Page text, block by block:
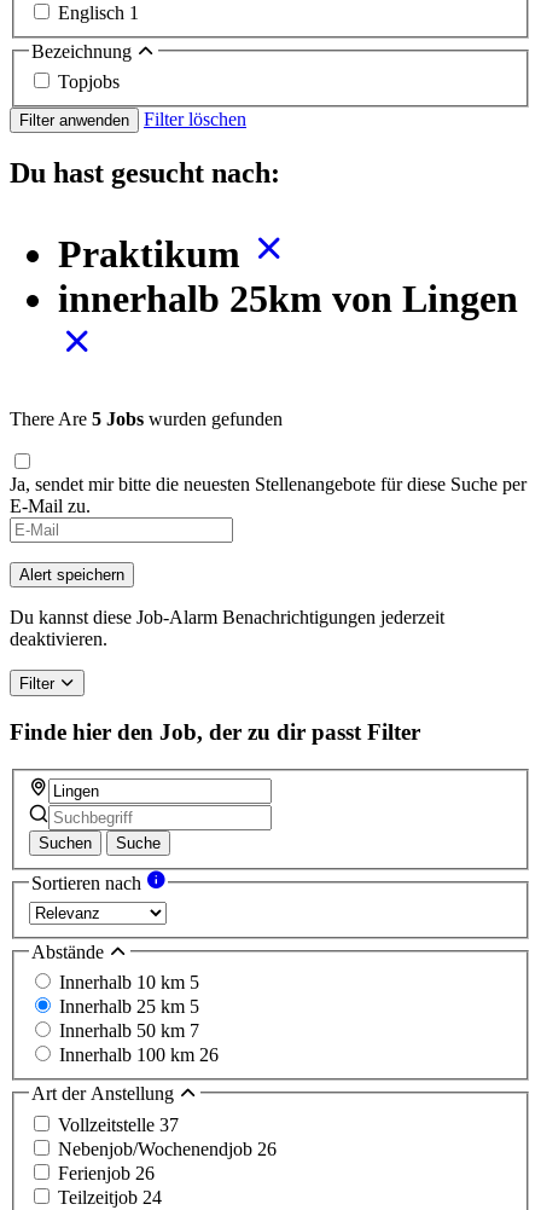
Englisch 1
Bezeichnung
Topjobs
Filter anwenden Filter löschen
Du hast gesucht nach:
Praktikum
innerhalb 25km von Lingen
There Are 5 Jobs wurden gefunden
Ja, sendet mir bitte die neuesten Stellenangebote für diese Suche per
E-Mail zu.
Alert speichern
Du kannst diese Job-Alarm Benachrichtigungen jederzeit
deaktivieren.
Filter
Finde hier den Job, der zu dir passt Filter
Suchen Suche
Sortieren nach
Abstände
Innerhalb 10 km 5
Innerhalb 25 km 5
Innerhalb 50 km 7
Innerhalb 100 km 26
Art der Anstellung
Vollzeitstelle 37
Nebenjob/Wochenendjob 26
Ferienjob 26
Teilzeitjob 24